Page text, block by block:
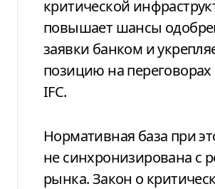
критической
повышает шансы
заявки банком и
позицию на переговорах
IFC.
Нормативная база при
не синхронизирована с
рынка. Закон о